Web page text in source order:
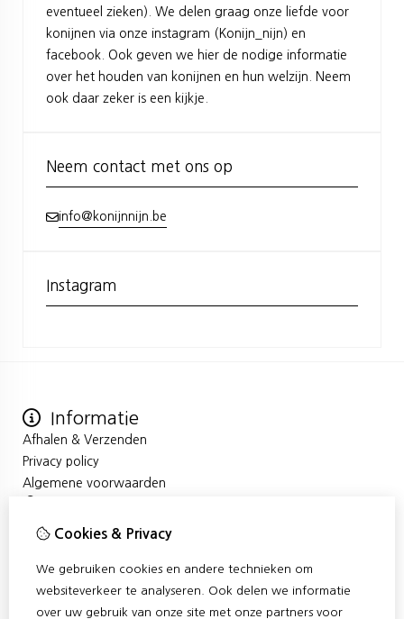
eventueel zieken). We delen graag onze liefde voor
konijnen via onze instagram (Konijn_nijn) en
facebook. Ook geven we hier de nodige informatie
over het houden van konijnen en hun welzijn. Neem
ook daar zeker is een kijkje.
Neem contact met ons op
info@konijnnijn.be
Instagram
Informatie
Afhalen & Verzenden
Privacy policy
Algemene voorwaarden
Inloggen
Verlanglijst
Klantenservice
Contact
Cookies & Privacy
We gebruiken cookies en andere technieken om
websiteverkeer te analyseren. Ook delen we informatie
over uw gebruik van onze site met onze partners voor